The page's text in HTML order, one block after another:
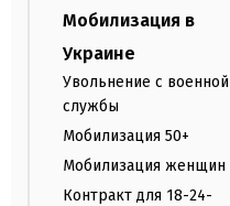
Мобилизация в
Украине
Увольнение с военной
службы
Мобилизация 50+
Мобилизация женщин
Контракт для 18-24-